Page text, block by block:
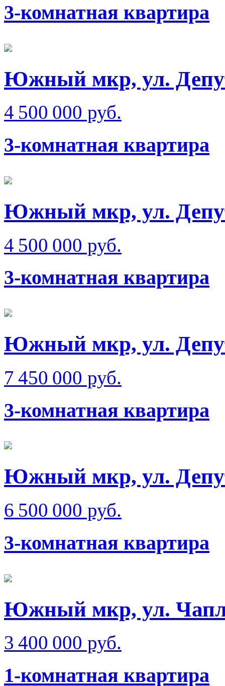
3-комнатная квартира
Южный мкр, ул.
4 500 000 руб.
3-комнатная квартира
Южный мкр, ул.
4 500 000 руб.
3-комнатная квартира
Южный мкр, ул.
7 450 000 руб.
3-комнатная квартира
Южный мкр, ул.
6 500 000 руб.
3-комнатная квартира
Южный мкр, ул.
3 400 000 руб.
1-комнатная квартира